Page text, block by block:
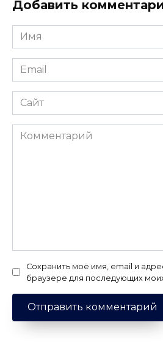
Добавить
Имя
*
Email
*
Сайт
Комментарий
Сохранить моё имя, email и
браузере для последующих